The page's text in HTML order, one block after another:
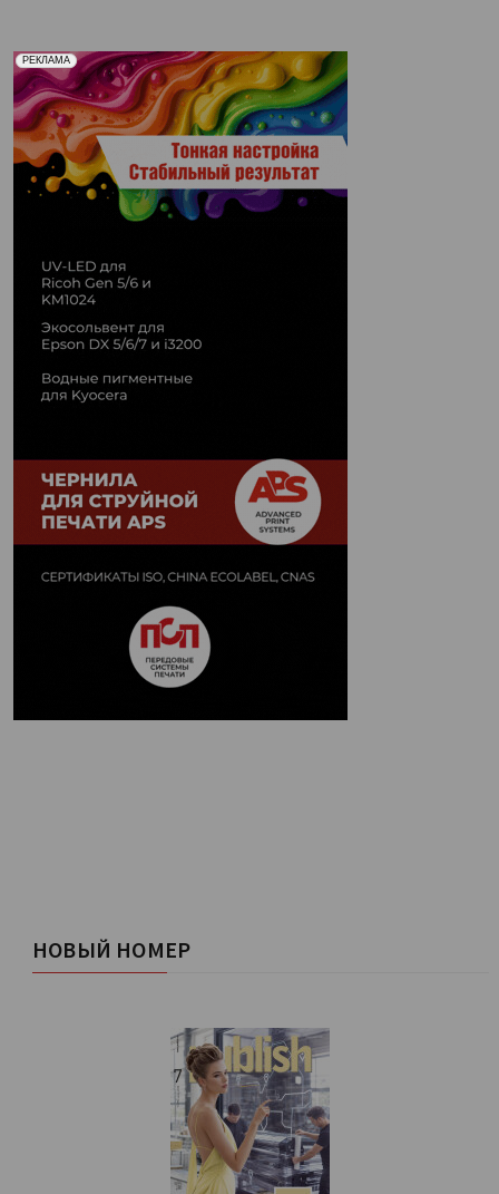
РЕКЛАМА
Реклама. Рекламодатель ООО "Передовые Системы
Печати" erid: 2SDnjd2d4Qz
НОВЫЙ НОМЕР